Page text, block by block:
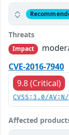
Threats
Impact
CVE-2016-7940
9.8 (Critical)
CVSS:3.0/
Affected